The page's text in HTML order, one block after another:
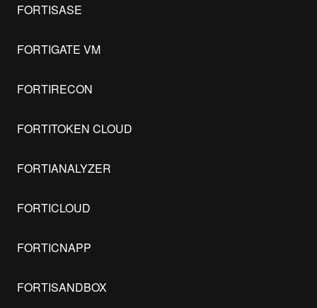
FORTISASE
FORTIGATE VM
FORTIRECON
FORTITOKEN CLOUD
FORTIANALYZER
FORTICLOUD
FORTICNAPP
FORTISANDBOX